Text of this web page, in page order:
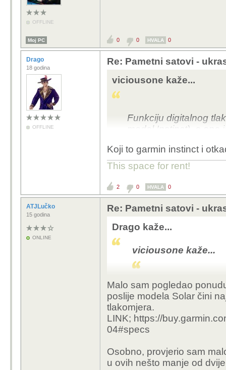
OFFLINE
Moj PC 0 0 HVALA 0
Drago
18 godina
OFFLINE
Re: Pametni satovi -
viciousone kaže...
Funkciju digitalnog
model Instinct), a
Lp
Koji to garmin instinct i
This space for rent!
2 0 HVALA 0
ATJLučko
15 godina
ONLINE
Re: Pametni satovi -
Drago kaže...
viciousone kaže...
Funkciju
satovima (npr
precizna, može
tlakomjera.
Lp
Koji to garmin instinct
Malo sam pogledao
poslije modela Solar čini
tlakomjera.
LINK; https://
04#specs
Osobno, provjerio sam
u ovih nešto manje od